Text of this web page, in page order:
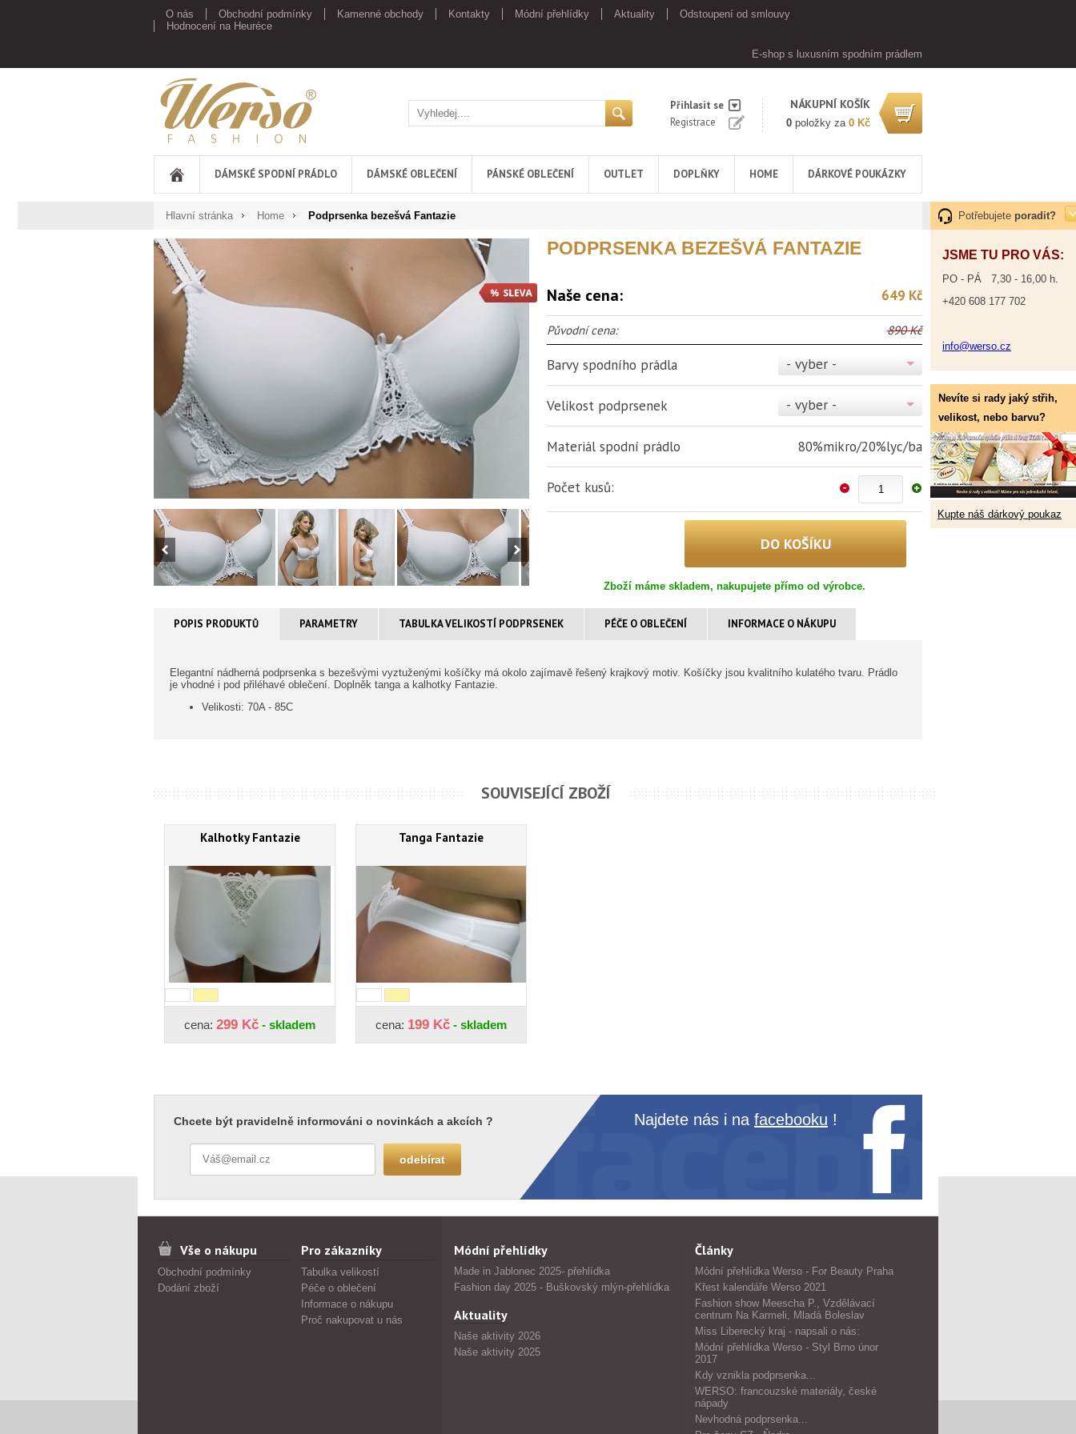
O nás Obchodní podmínky Kamenné obchody Kontakty Módní přehlídky Aktuality
Odstoupení od smlouvy
Hodnocení na Heuréce
E-shop s luxusním spodním prádlem
Werso
Přihlasit se
Registrace
NÁKUPNÍ KOŠÍK
0 položky za 0 Kč
DÁMSKÉ SPODNÍ PRÁDLO DÁMSKÉ OBLEČENÍ PÁNSKÉ OBLEČENÍ OUTLET DOPLŇKY HOME DÁRKOVÉ POUKÁZKY
Potřebujete poradit?
JSME TU PRO VÁS:
PO - PÁ 7,30 - 16,00 h.
+420 608 177 702
info@werso.cz
Nevíte si rady jaký střih,
velikost, nebo barvu?
Kupte náš dárkový poukaz
Hlavní stránka Home Podprsenka bezešvá Fantazie
PODPRSENKA BEZEŠVÁ FANTAZIE
Naše cena: 649 Kč
Původní cena: 890 Kč
Barvy spodního prádla - vyber -
Velikost podprsenek - vyber -
Materiál spodní prádlo 80%mikro/20%lyc/ba
Počet kusů:
Zboží máme skladem, nakupujete přímo od výrobce.
POPIS PRODUKTŮ PARAMETRY TABULKA VELIKOSTÍ PODPRSENEK PÉČE O OBLEČENÍ INFORMACE O NÁKUPU
Elegantní nádherná podprsenka s bezešvými vyztuženými košíčky má okolo zajímavě řešený krajkový motiv. Košíčky jsou kvalitního kulatého tvaru. Prádlo
je vhodné i pod přiléhavé oblečení. Doplněk tanga a kalhotky Fantazie.
Velikosti: 70A - 85C
SOUVISEJÍCÍ ZBOŽÍ
Kalhotky Fantazie
cena: 299 Kč - skladem
Tanga Fantazie
cena: 199 Kč - skladem
Chcete být pravidelně informováni o novinkách a akcích ? Najdete nás i na facebooku !
Vše o nákupu
Obchodní podmínky
Dodání zboží
Pro zákazníky
Tabulka velikostí
Péče o oblečení
Informace o nákupu
Proč nakupovat u nás
Módní přehlídky
Made in Jablonec 2025- přehlídka
Fashion day 2025 - Buškovský mlýn-přehlídka
Aktuality
Naše aktivity 2026
Naše aktivity 2025
Články
Módní přehlídka Werso - For Beauty Praha
Křest kalendáře Werso 2021
Fashion show Meescha P., Vzdělávací
centrum Na Karmeli, Mladá Boleslav
Miss Liberecký kraj - napsali o nás:
Módní přehlídka Werso - Styl Brno únor
2017
Kdy vznikla podprsenka...
WERSO: francouzské materiály, české
nápady
Nevhodná podprsenka...